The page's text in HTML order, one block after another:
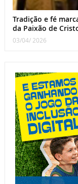
Tradição e fé
da Paixão de
03/04/ 2026